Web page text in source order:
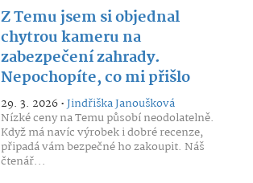
Z Temu jsem si objednal
chytrou kameru na
zabezpečení zahrady.
Nepochopíte, co mi přišlo
29. 3. 2026 •Jindřiška Janoušková
Nízké ceny na Temu působí neodolatelně.
Když má navíc výrobek i dobré recenze,
připadá vám bezpečné ho zakoupit. Náš
čtenář...